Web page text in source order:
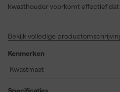
kwasthouder voorkomt effectief
zodat je keer op keer geniet van
schilderproject, de Brushkeeper Pro
klusser. Het verlengt niet alleen de
frustratie over harde of misvormde
Bekijk volledige
Kenmerken
Kwastmaat
Specificaties